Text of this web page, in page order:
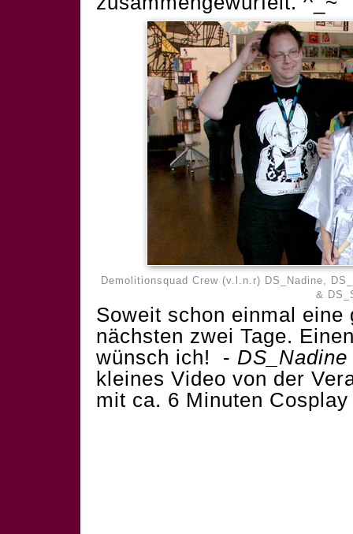
Demolitionsquad Crew (v.l.n.r) DS_Nadine,
&
Soweit schon einmal
nächsten zwei Tage.
wünsch ich! - DS_Nadine
kleines Video von der
mit ca. 6 Minuten